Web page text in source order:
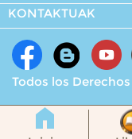
KONTAKTUAK
Todos los